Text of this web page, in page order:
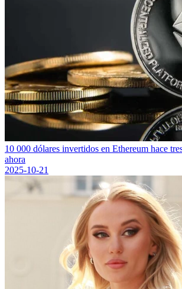
10 000 dólares invertidos en Ethereum hace
ahora
2025-10-21